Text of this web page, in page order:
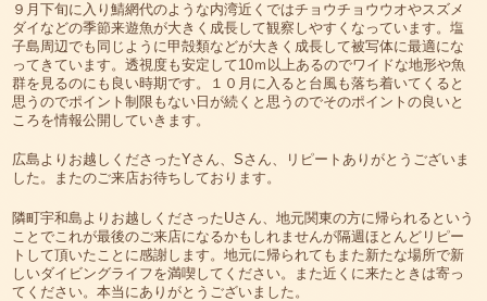
９月下旬に入り鯖網代のような内湾近くではチョウチョウウオやスズメ
ダイなどの季節来遊魚が大きく成長して観察しやすくなっています。塩
子島周辺でも同じように甲殻類などが大きく成長して被写体に最適にな
ってきています。透視度も安定して10ｍ以上あるのでワイドな地形や魚
群を見るのにも良い時期です。１０月に入ると台風も落ち着いてくると
思うのでポイント制限もない日が続くと思うのでそのポイントの良いと
ころを情報公開していきます。
広島よりお越しくださったYさん、Sさん、リピートありがとうございま
した。またのご来店お待ちしております。
隣町宇和島よりお越しくださったUさん、地元関東の方に帰られるという
ことでこれが最後のご来店になるかもしれませんが隔週ほとんどリピー
トして頂いたことに感謝します。地元に帰られてもまた新たな場所で新
しいダイビングライフを満喫してください。また近くに来たときは寄っ
てください。本当にありがとうございました。